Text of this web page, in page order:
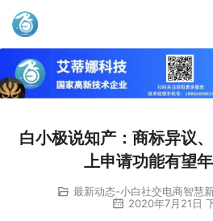
艾蒂娜科技
白小极说知产：商标异议
上申请功能有望
最新动态-小白社交电商智慧
2020年7月21日